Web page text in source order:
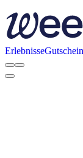
Erlebnisse